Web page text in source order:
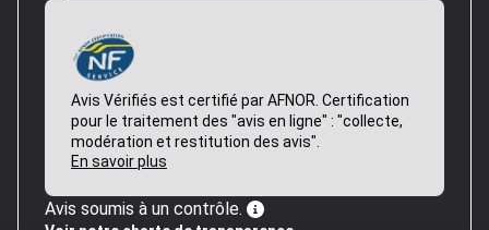
Avis Vérifiés est certifié par AFNOR. Certification
pour le traitement des "avis en ligne" : "collecte,
modération et restitution des avis".
En savoir plus
Avis soumis à un contrôle.